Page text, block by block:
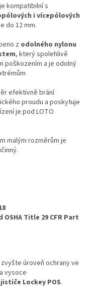
kompatibilní s
i vícepólových
do 12 mm.
z odolného nylonu
, který spolehlivě
poškozením a je odolný
efektivně brání
proudu a poskytuje
je pod LOTO
malým rozměrům je
Title 29 CFR Part
zvyšte úroveň ochrany ve
vysoce
Lockey POS.